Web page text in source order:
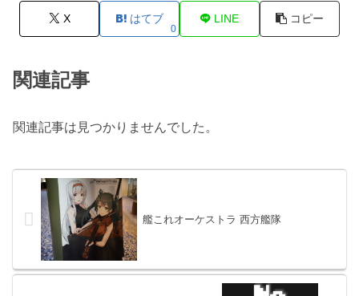
X はてブ
0
LINE コピー
関連記事
関連記事は見つかりませんでした。
艦これオーケストラ 西方艦隊